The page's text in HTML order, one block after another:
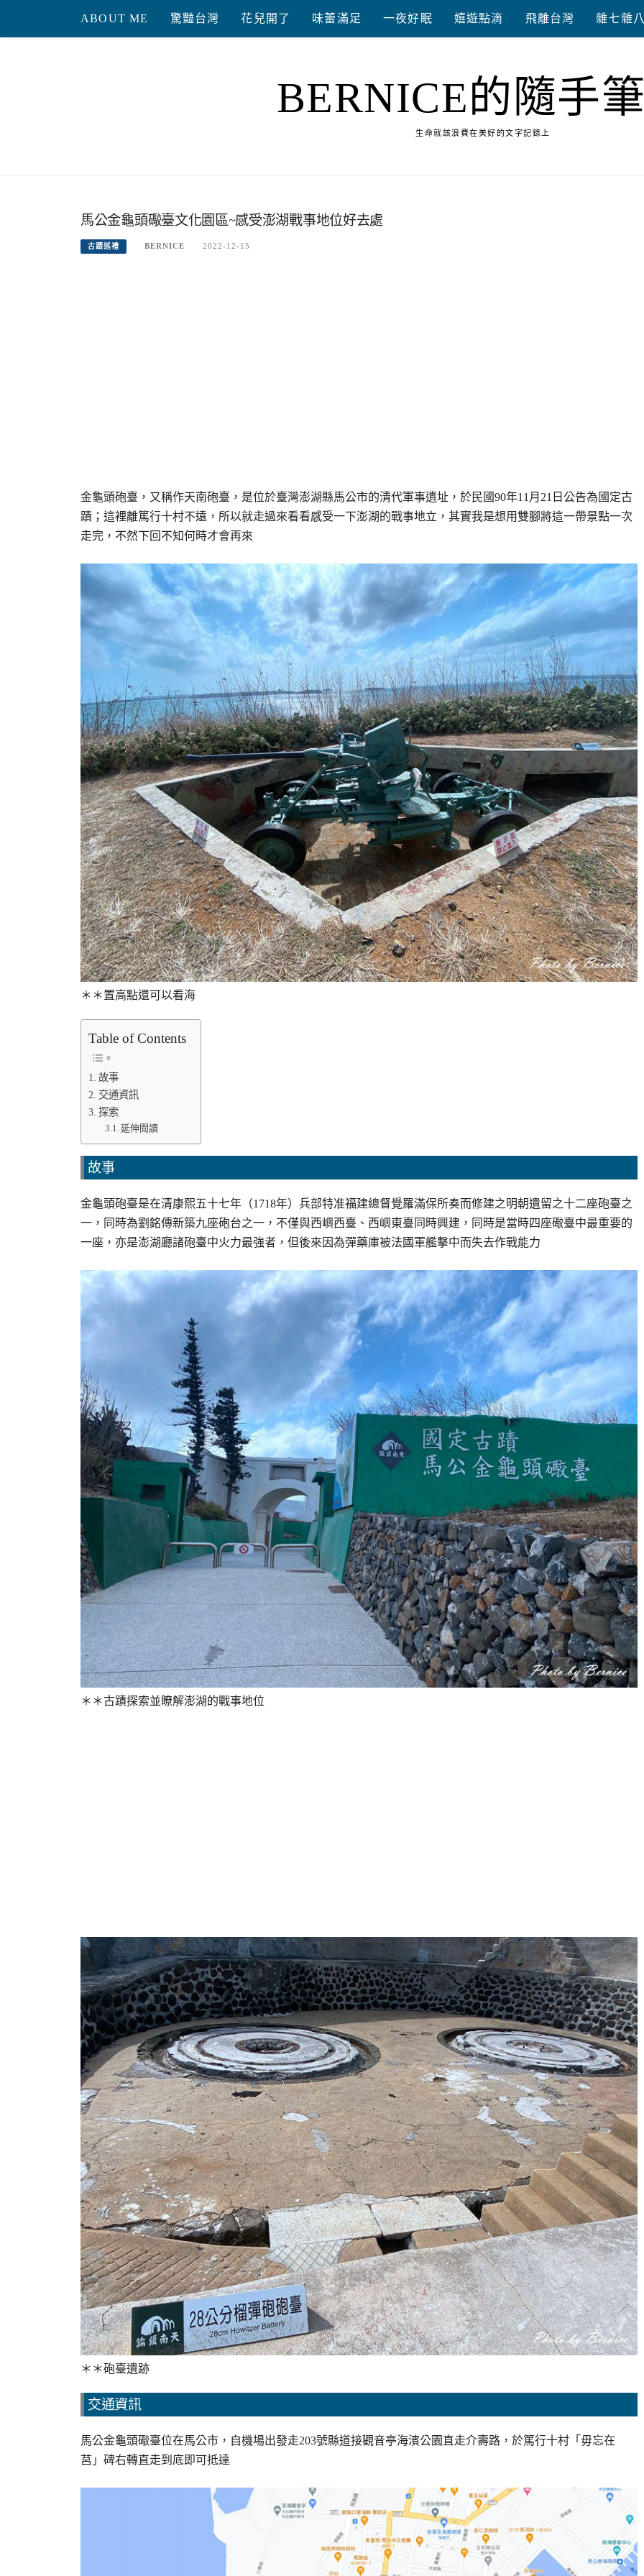
content
ABOUT ME 驚豔台灣 花兒開了 味蕾滿足 一夜好眠 嬉遊點滴 飛離台灣 雜七雜
BERNICE的隨手
生命就該浪費在美好的文字記錄上
馬公金龜頭礮臺文化園區~感受澎湖戰事地位好去處
古蹟巡禮 BERNICE 2022-12-15
金龜頭砲臺，又稱作天南砲臺，是位於臺灣澎湖縣馬公市的清代軍事遺址，於民國90年11月21日公告為國定古
蹟；這裡離篤行十村不遠，所以就走過來看看感受一下澎湖的戰事地立，其實我是想用雙腳將這一帶景點一次
走完，不然下回不知何時才會再來
＊＊置高點還可以看海
Table of Contents
故事
交通資訊
探索
延伸閱讀
故事
金龜頭砲臺是在清康熙五十七年（1718年）兵部特准福建總督覺羅滿保所奏而修建之明朝遺留之十二座砲臺之
一，同時為劉銘傳新築九座砲台之一，不僅與西嶼西臺、西嶼東臺同時興建，同時是當時四座礮臺中最重要的
一座，亦是澎湖廳諸砲臺中火力最強者，但後來因為彈藥庫被法國軍艦擊中而失去作戰能力
＊＊古蹟探索並瞭解澎湖的戰事地位
＊＊砲臺遺跡
交通資訊
馬公金龜頭礮臺位在馬公市，自機場出發走203號縣道接觀音亭海濱公園直走介壽路，於篤行十村「毋忘在
莒」碑右轉直走到底即可抵達